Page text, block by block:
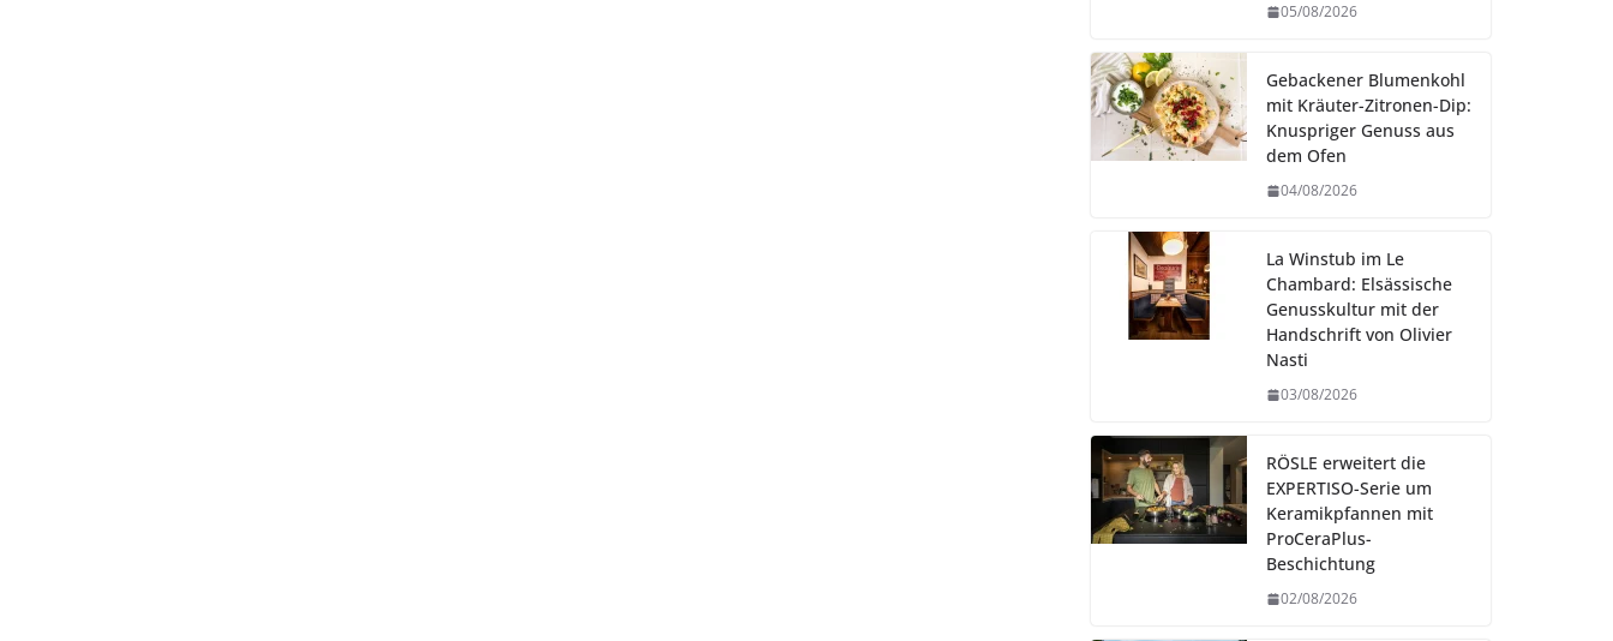
05/08/2026
Gebackener Blumenkohl
mit Kräuter-Zitronen-Dip:
Knuspriger Genuss aus
dem Ofen
04/08/2026
La Winstub im Le
Chambard: Elsässische
Genusskultur mit der
Handschrift von Olivier
Nasti
03/08/2026
RÖSLE erweitert die
EXPERTISO-Serie um
Keramikpfannen mit
ProCeraPlus-
Beschichtung
02/08/2026